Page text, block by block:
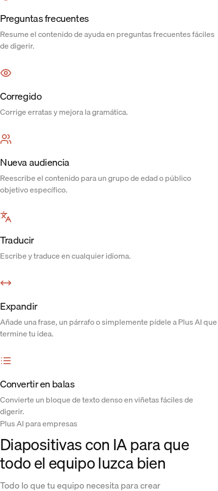
Preguntas frecuentes
Resume el contenido de ayuda en preguntas frecuentes fáciles
de digerir.
Corregido
Corrige erratas y mejora la gramática.
Nueva audiencia
Reescribe el contenido para un grupo de edad o público
objetivo específico.
Traducir
Escribe y traduce en cualquier idioma.
Expandir
Añade una frase, un párrafo o simplemente pídele a Plus AI que
termine tu idea.
Convertir en balas
Convierte un bloque de texto denso en viñetas fáciles de
digerir.
Plus AI para empresas
Diapositivas con IA para que
todo el equipo luzca bien
Todo lo que tu equipo necesita para crear